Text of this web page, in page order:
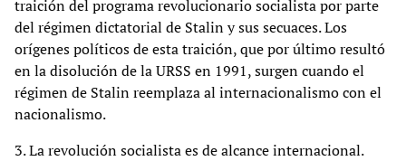
traición del programa revolucionario socialista por parte
del régimen dictatorial de Stalin y sus secuaces. Los
orígenes políticos de esta traición, que por último resultó
en la disolución de la URSS en 1991, surgen cuando el
régimen de Stalin reemplaza al internacionalismo con el
nacionalismo.
3. La revolución socialista es de alcance internacional.